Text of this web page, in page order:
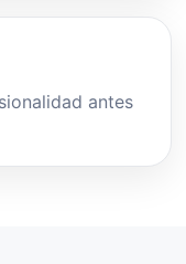
antes